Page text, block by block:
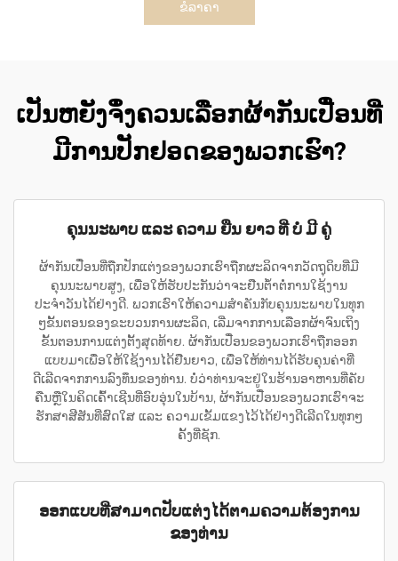
ຂໍລາຄາ
ເປັນຫຍັງຈຶ່ງຄວນເລືອກຜ້າກັນເປື່ອນທີ່
ມີການປັກຢອດຂອງພວກເຮົາ?
ຄຸນນະພາບ ແລະ ຄວາມ ຍືນ ຍາວ ທີ່ ບໍ່ ມີ ຄູ່
ຜ້າກັນເປື່ອນທີ່ຖືກປັກແຕ່ງຂອງພວກເຮົາຖືກຜະລິດຈາກວັດຖຸດິບທີ່ມີ
ຄຸນນະພາບສູງ, ເພື່ອໃຫ້ຮັບປະກັນວ່າຈະຢືນຕໍ້າຕໍ່ການໃຊ້ງານ
ປະຈຳວັນໄດ້ຢ່າງດີ. ພວກເຮົາໃຫ້ຄວາມສຳຄັນກັບຄຸນນະພາບໃນທຸກ
ໆຂັ້ນຕອນຂອງຂະບວນການຜະລິດ, ເລີ່ມຈາກການເລືອກຜ້າຈົນເຖິງ
ຂັ້ນຕອນການແຕ່ງຕັ້ງສຸດທ້າຍ. ຜ້າກັນເປື່ອນຂອງພວກເຮົາຖືກອອກ
ແບບມາເພື່ອໃຫ້ໃຊ້ງານໄດ້ຢືນຍາວ, ເພື່ອໃຫ້ທ່ານໄດ້ຮັບຄຸນຄ່າທີ່
ດີເລີດຈາກການລົງທຶນຂອງທ່ານ. ບໍ່ວ່າທ່ານຈະຢູ່ໃນຮ້ານອາຫານທີ່ຄັບ
ຄືນຫຼືໃນຄິດເຄົ້າເຊີນທີ່ອົບອຸ່ນໃນບ້ານ, ຜ້າກັນເປື່ອນຂອງພວກເຮົາຈະ
ຮັກສາສີສັນທີ່ສົດໃສ ແລະ ຄວາມເຂັ້ມແຂງໄວ້ໄດ້ຢ່າງດີເລີດໃນທຸກໆ
ຄັ້ງທີ່ຊັກ.
ອອກແບບທີ່ສາມາດປັບແຕ່ງໄດ້ຕາມຄວາມຕ້ອງການ
ຂອງທ່ານ